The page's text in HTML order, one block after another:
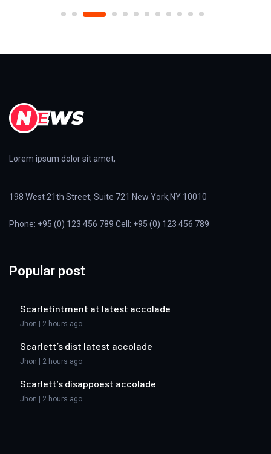
Lorem ipsum dolor sit amet,
198 West 21th Street, Suite 721 New York,NY 10010
Phone: +95 (0) 123 456 789 Cell: +95 (0) 123 456 789
Popular post
Scarletintment at latest accolade
Jhon | 2 hours ago
Scarlett’s dist latest accolade
Jhon | 2 hours ago
Scarlett’s disappoest accolade
Jhon | 2 hours ago